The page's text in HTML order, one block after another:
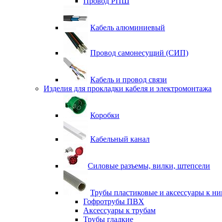
Кабель алюминиевый
Провод самонесущий (СИП)
Кабель и провод связи
Изделия для прокладки кабеля и электромонтажа
Коробки
Кабельный канал
Силовые разъемы, вилки, штепсели
Трубы пластиковые и аксессуары к
Гофротрубы ПВХ
Аксессуары к трубам
Трубы гладкие